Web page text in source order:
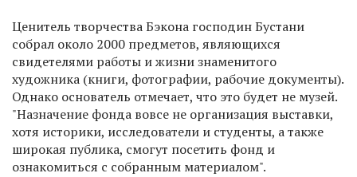
Ценитель творчества Бэкона господин Бустани
собрал около 2000 предметов, являющихся
свидетелями работы и жизни знаменитого
художника (книги, фотографии, рабочие документы).
Однако основатель отмечает, что это будет не музей.
"Назначение фонда вовсе не организация выставки,
хотя историки, исследователи и студенты, а также
широкая публика, смогут посетить фонд и
ознакомиться с собранным материалом".